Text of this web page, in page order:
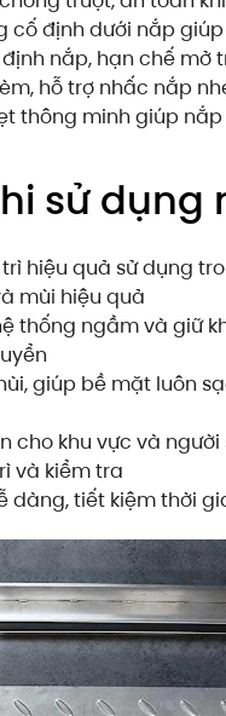
cố định dưới nắp
nắp, hạn chế
hỗ trợ nhấc nắp
thông minh giúp
sử
hiệu quả sử dụng
mùi hiệu quả
thống ngầm và giữ
giúp bề mặt luôn
cho khu vực và người
và kiểm tra
tiết kiệm thời